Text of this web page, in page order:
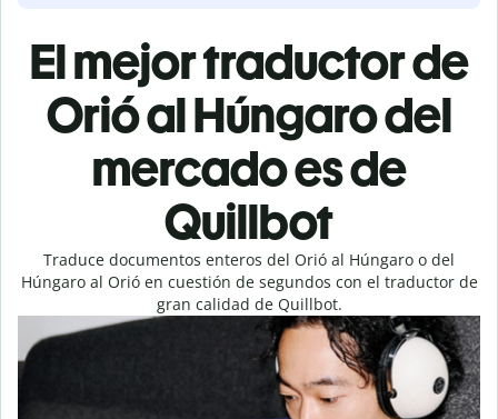
El mejor traductor de
Orió al Húngaro del
mercado es de
Quillbot
Traduce documentos enteros del Orió al Húngaro o del
Húngaro al Orió en cuestión de segundos con el traductor de
gran calidad de Quillbot.